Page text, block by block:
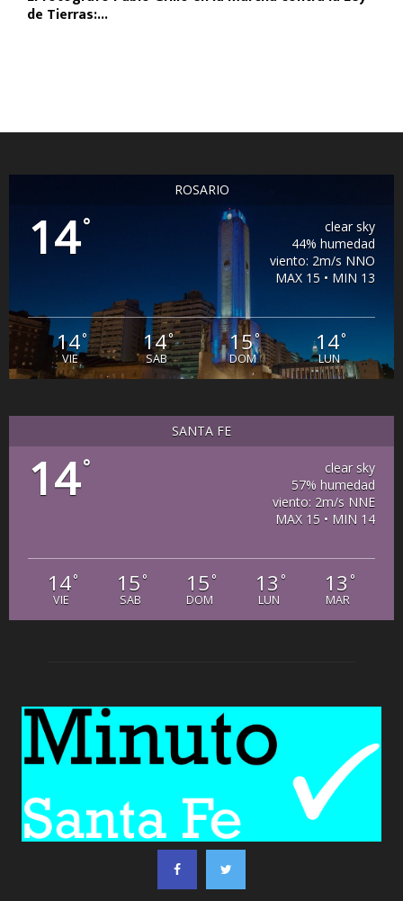
de Tierras:...
ROSARIO
14°
clear sky
44% humedad
viento: 2m/s NNO
MAX 15 • MIN 13
14°
VIE
14°
SAB
15°
DOM
14°
LUN
SANTA FE
14°
clear sky
57% humedad
viento: 2m/s NNE
MAX 15 • MIN 14
14°
VIE
15 °
SAB
15 °
DOM
13 °
LUN
13 °
MAR